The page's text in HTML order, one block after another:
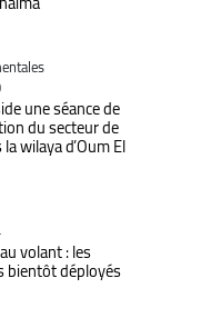
une séance de
du secteur de
wilaya d’Oum El
volant : les
bientôt déployés